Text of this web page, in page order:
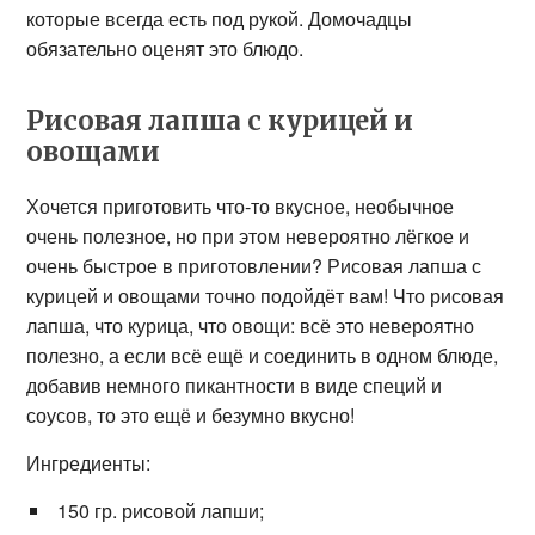
которые всегда есть под рукой. Домочадцы
обязательно оценят это блюдо.
Рисовая лапша с курицей и
овощами
Хочется приготовить что-то вкусное, необычное
очень полезное, но при этом невероятно лёгкое и
очень быстрое в приготовлении? Рисовая лапша с
курицей и овощами точно подойдёт вам! Что рисовая
лапша, что курица, что овощи: всё это невероятно
полезно, а если всё ещё и соединить в одном блюде,
добавив немного пикантности в виде специй и
соусов, то это ещё и безумно вкусно!
Ингредиенты:
150 гр. рисовой лапши;